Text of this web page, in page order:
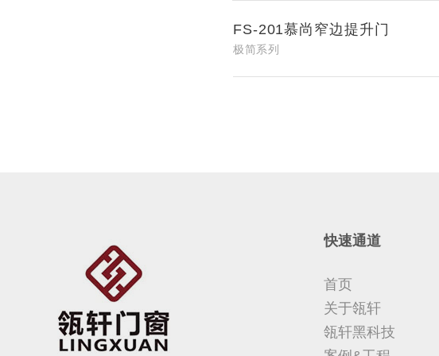
FS-201慕尚窄边提升门
极简系列
快速通道
首页
关于瓴轩
瓴轩黑科技